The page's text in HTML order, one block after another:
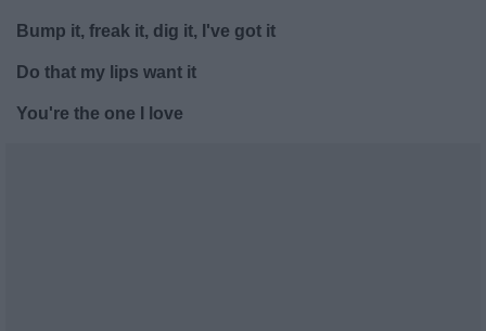
Bump it, freak it, dig it, I've got it
Do that my lips want it
You're the one I love